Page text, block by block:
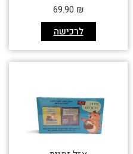
לרכישה
69.90 ₪